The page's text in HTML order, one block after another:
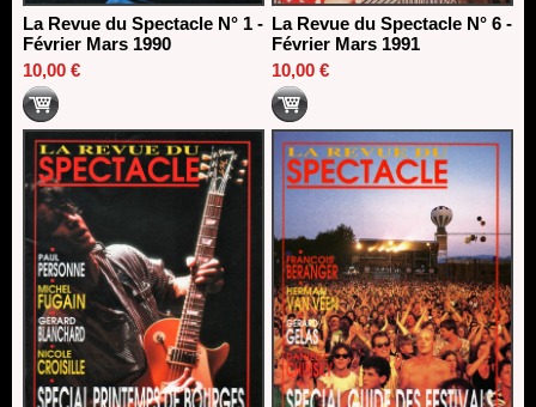
La Revue du Spectacle N° 1 -
Février Mars 1990
10,00 €
La Revue du Spectacle N° 6 -
Février Mars 1991
10,00 €